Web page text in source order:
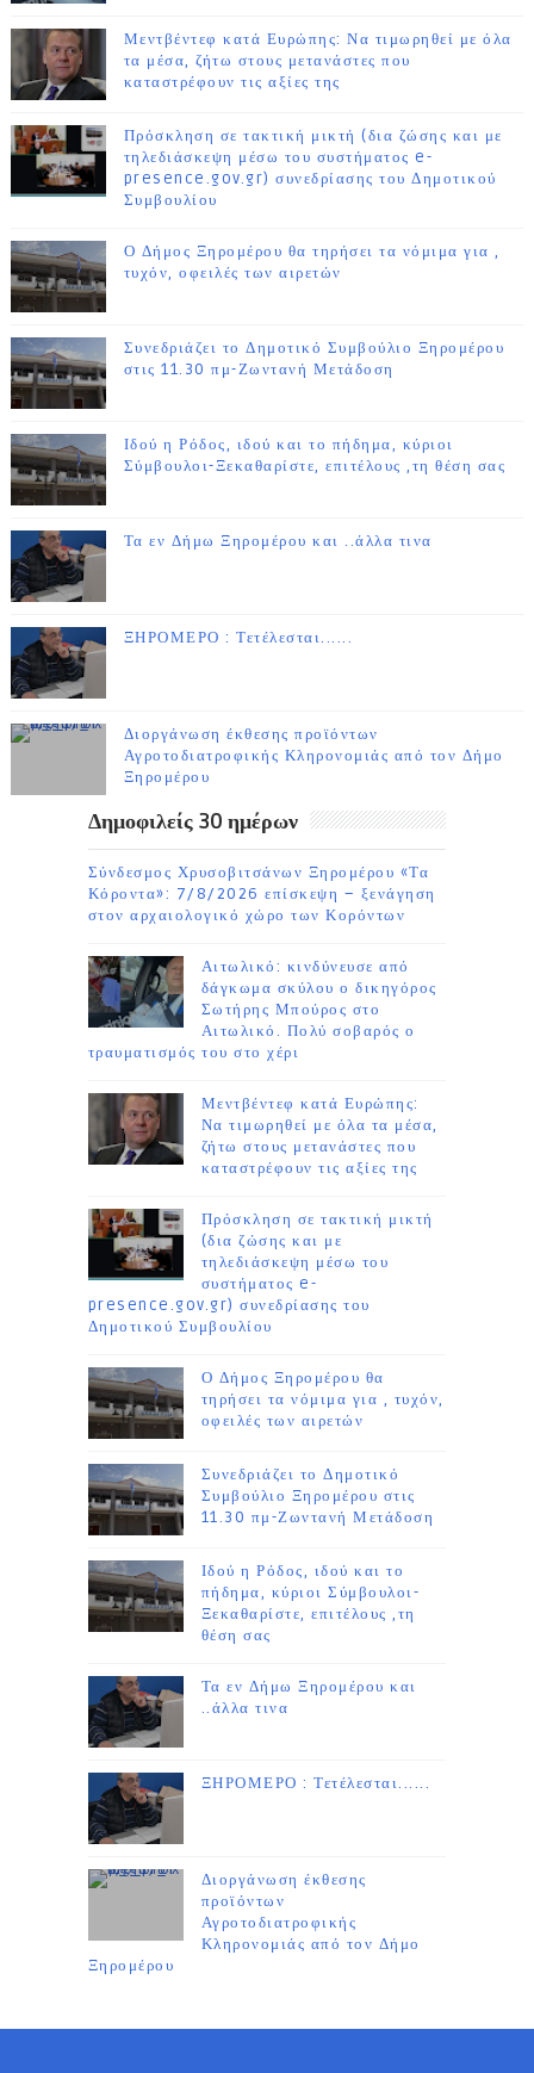
Μεντβέντεφ κατά Ευρώπης: Να τιμωρηθεί με όλα
τα μέσα, ζήτω στους μετανάστες που
καταστρέφουν τις αξίες της
Πρόσκληση σε τακτική μικτή (δια ζώσης και με
τηλεδιάσκεψη μέσω του συστήματος e-
presence.gov.gr) συνεδρίασης του Δημοτικού
Συμβουλίου
Ο Δήμος Ξηρομέρου θα τηρήσει τα νόμιμα για ,
τυχόν, οφειλές των αιρετών
Συνεδριάζει το Δημοτικό Συμβούλιο Ξηρομέρου
στις 11.30 πμ-Ζωντανή Μετάδοση
Ιδού η Ρόδος, ιδού και το πήδημα, κύριοι
Σύμβουλοι-Ξεκαθαρίστε, επιτέλους ,τη θέση σας
Τα εν Δήμω Ξηρομέρου και ..άλλα τινα
ΞΗΡΟΜΕΡΟ : Τετέλεσται......
Διοργάνωση έκθεσης προϊόντων
Αγροτοδιατροφικής Κληρονομιάς από τον Δήμο
Ξηρομέρου
Δημοφιλείς 30 ημέρων
Σύνδεσμος Χρυσοβιτσάνων Ξηρομέρου «Τα
Κόροντα»: 7/8/2026 επίσκεψη – ξενάγηση
στον αρχαιολογικό χώρο των Κορόντων
Αιτωλικό: κινδύνευσε από
δάγκωμα σκύλου ο δικηγόρος
Σωτήρης Μπούρος στο
Αιτωλικό. Πολύ σοβαρός ο
τραυματισμός του στο χέρι
Μεντβέντεφ κατά Ευρώπης:
Να τιμωρηθεί με όλα τα μέσα,
ζήτω στους μετανάστες που
καταστρέφουν τις αξίες της
Πρόσκληση σε τακτική μικτή
(δια ζώσης και με
τηλεδιάσκεψη μέσω του
συστήματος e-
presence.gov.gr) συνεδρίασης του
Δημοτικού Συμβουλίου
Ο Δήμος Ξηρομέρου θα
τηρήσει τα νόμιμα για , τυχόν,
οφειλές των αιρετών
Συνεδριάζει το Δημοτικό
Συμβούλιο Ξηρομέρου στις
11.30 πμ-Ζωντανή Μετάδοση
Ιδού η Ρόδος, ιδού και το
πήδημα, κύριοι Σύμβουλοι-
Ξεκαθαρίστε, επιτέλους ,τη
θέση σας
Τα εν Δήμω Ξηρομέρου και
..άλλα τινα
ΞΗΡΟΜΕΡΟ : Τετέλεσται......
Διοργάνωση έκθεσης
προϊόντων
Αγροτοδιατροφικής
Κληρονομιάς από τον Δήμο
Ξηρομέρου